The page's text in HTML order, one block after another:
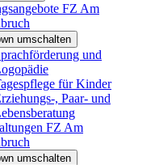
FZ Am
umschalten
und
für Kinder
, Paar- und
FZ Am
umschalten